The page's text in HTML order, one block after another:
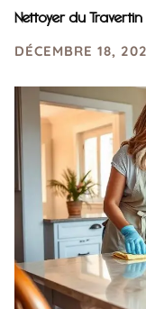
Nettoyer du
DÉCEMBRE 18,